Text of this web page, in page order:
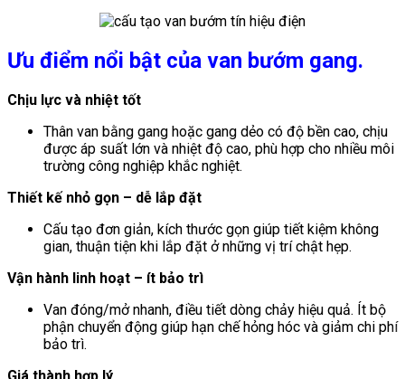
Ưu điểm nổi bật của van bướm gang.
Chịu lực và nhiệt tốt
Thân van bằng gang hoặc gang dẻo có độ bền cao, chịu
được áp suất lớn và nhiệt độ cao, phù hợp cho nhiều môi
trường công nghiệp khắc nghiệt.
Thiết kế nhỏ gọn – dễ lắp đặt
Cấu tạo đơn giản, kích thước gọn giúp tiết kiệm không
gian, thuận tiện khi lắp đặt ở những vị trí chật hẹp.
Vận hành linh hoạt – ít bảo trì
Van đóng/mở nhanh, điều tiết dòng chảy hiệu quả. Ít bộ
phận chuyển động giúp hạn chế hỏng hóc và giảm chi phí
bảo trì.